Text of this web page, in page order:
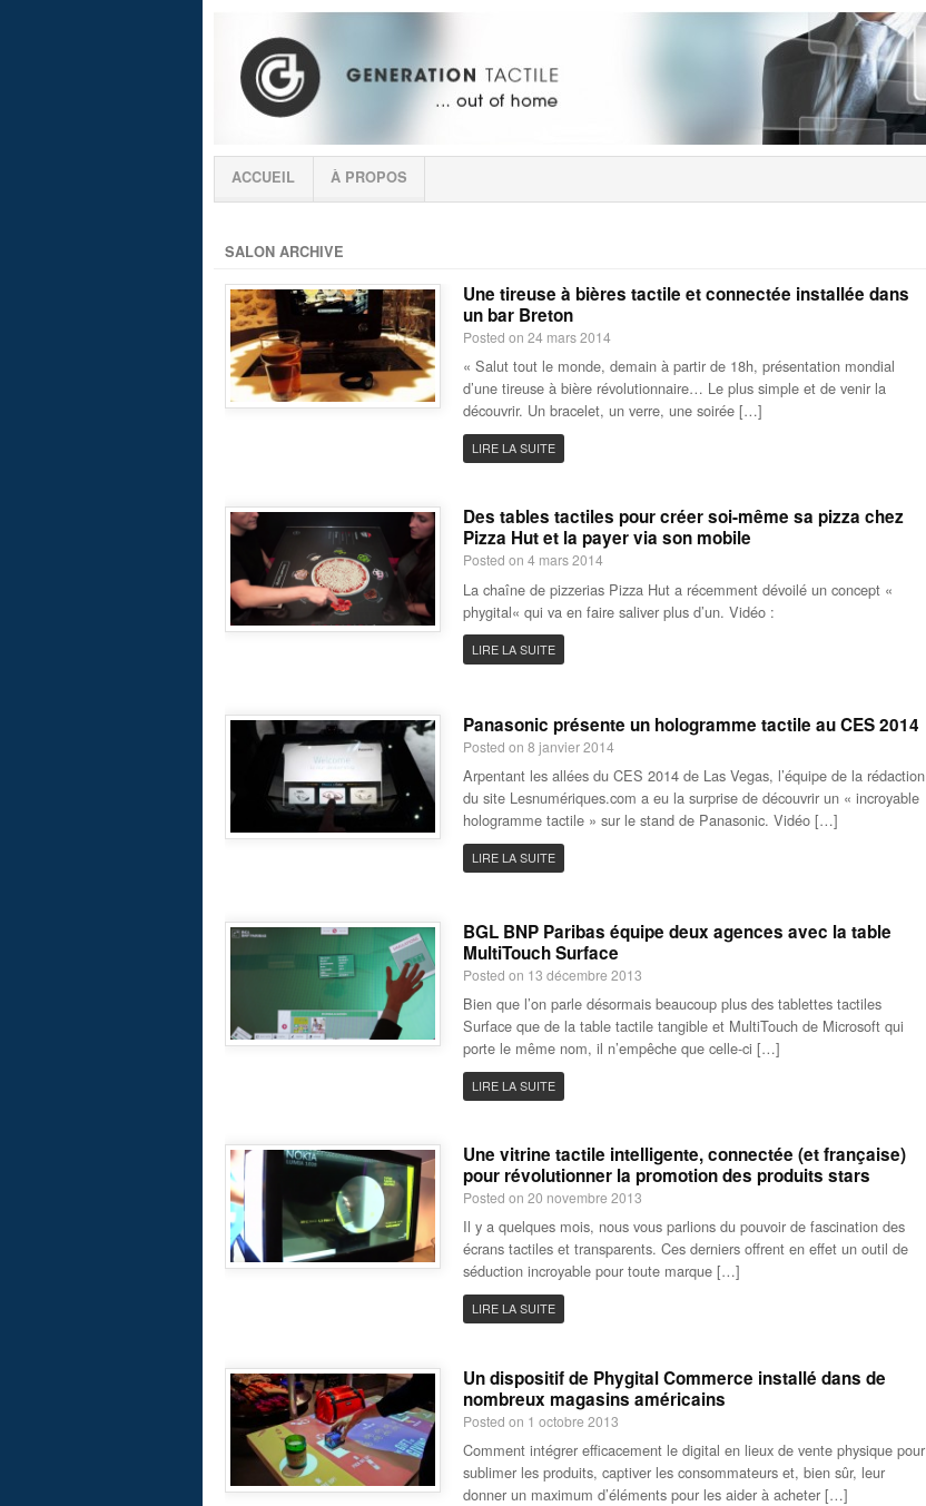
ACCUEIL À PROPOS
SALON ARCHIVE
Une tireuse à bières tactile et connectée installée dans
un bar Breton
Posted on 24 mars 2014
« Salut tout le monde, demain à partir de 18h, présentation mondial
d’une tireuse à bière révolutionnaire… Le plus simple et de venir la
découvrir. Un bracelet, un verre, une soirée […]
LIRE LA SUITE
Des tables tactiles pour créer soi-même sa pizza chez
Pizza Hut et la payer via son mobile
Posted on 4 mars 2014
La chaîne de pizzerias Pizza Hut a récemment dévoilé un concept «
phygital« qui va en faire saliver plus d’un. Vidéo :
LIRE LA SUITE
Panasonic présente un hologramme tactile au CES 2014
Posted on 8 janvier 2014
Arpentant les allées du CES 2014 de Las Vegas, l’équipe de la rédaction
du site Lesnumériques.com a eu la surprise de découvrir un « incroyable
hologramme tactile » sur le stand de Panasonic. Vidéo […]
LIRE LA SUITE
BGL BNP Paribas équipe deux agences avec la table
MultiTouch Surface
Posted on 13 décembre 2013
Bien que l’on parle désormais beaucoup plus des tablettes tactiles
Surface que de la table tactile tangible et MultiTouch de Microsoft qui
porte le même nom, il n’empêche que celle-ci […]
LIRE LA SUITE
Une vitrine tactile intelligente, connectée (et française)
pour révolutionner la promotion des produits stars
Posted on 20 novembre 2013
Il y a quelques mois, nous vous parlions du pouvoir de fascination des
écrans tactiles et transparents. Ces derniers offrent en effet un outil de
séduction incroyable pour toute marque […]
LIRE LA SUITE
Un dispositif de Phygital Commerce installé dans de
nombreux magasins américains
Posted on 1 octobre 2013
Comment intégrer efficacement le digital en lieux de vente physique pour
sublimer les produits, captiver les consommateurs et, bien sûr, leur
donner un maximum d’éléments pour les aider à acheter […]